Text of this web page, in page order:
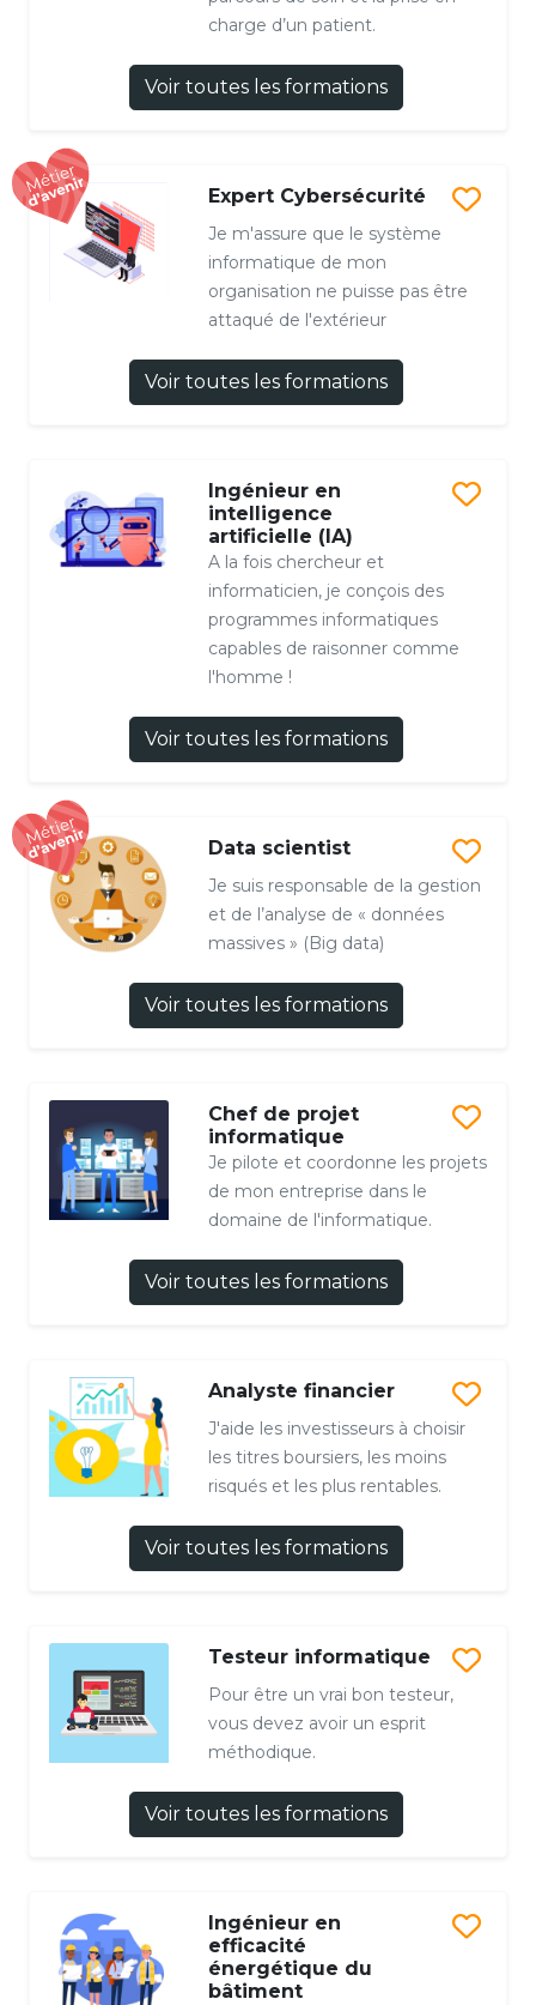
charge d’un patient.
Voir toutes les formations
Expert Cybersécurité
Je m'assure que le système
informatique de mon
organisation ne puisse pas être
attaqué de l'extérieur
Voir toutes les formations
Ingénieur en
intelligence
artificielle (IA)
A la fois chercheur et
informaticien, je conçois des
programmes informatiques
capables de raisonner comme
l'homme !
Voir toutes les formations
Data scientist
Je suis responsable de la gestion
et de l’analyse de « données
massives » (Big data)
Voir toutes les formations
Chef de projet
informatique
Je pilote et coordonne les projets
de mon entreprise dans le
domaine de l'informatique.
Voir toutes les formations
Analyste financier
J'aide les investisseurs à choisir
les titres boursiers, les moins
risqués et les plus rentables.
Voir toutes les formations
Testeur informatique
Pour être un vrai bon testeur,
vous devez avoir un esprit
méthodique.
Voir toutes les formations
Ingénieur en
efficacité
énergétique du
bâtiment